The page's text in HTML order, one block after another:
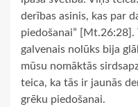
derības asinis, kas par
piedošanai” [Mt.26:28].
galvenais nolūks bija
mūsu nomāktās
teica, ka tās ir jaunās
grēku piedošanai.